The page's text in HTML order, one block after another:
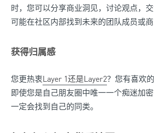
时，您可以分享商业洞见，讨论观点，
可能在社区内部找到未来的团队成员或商
获得归属感
您更热衷Layer 1还是Layer2？您有喜欢
即使您是自己朋友圈中唯一一个痴迷加
一定会找到自己的同类。